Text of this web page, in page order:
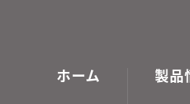
ホーム 製品